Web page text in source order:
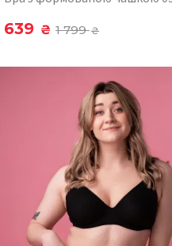
639 ₴ 1 799₴